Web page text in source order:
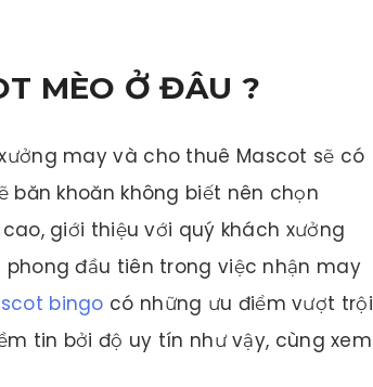
MÈO Ở ĐÂU ?
may và cho thuê Mascot sẽ có
băn khoăn không biết nên chọn
giới thiệu với quý khách xưởng
đầu tiên trong việc nhận may
bingo có những ưu điểm vượt trội
tin bởi độ uy tín như vậy, cùng xem